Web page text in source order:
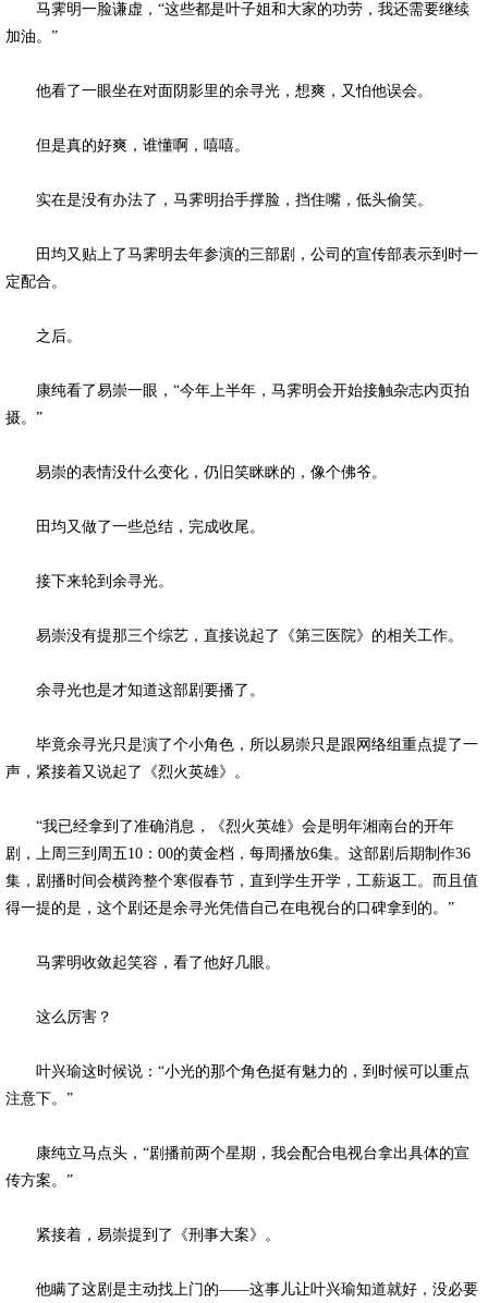
马霁明一脸谦虚，“这些都是叶子姐和大家的功劳，我还需要继续
加油。”
他看了一眼坐在对面阴影里的余寻光，想爽，又怕他误会。
但是真的好爽，谁懂啊，嘻嘻。
实在是没有办法了，马霁明抬手撑脸，挡住嘴，低头偷笑。
田均又贴上了马霁明去年参演的三部剧，公司的宣传部表示到时一
定配合。
之后。
康纯看了易崇一眼，“今年上半年，马霁明会开始接触杂志内页拍
摄。”
易崇的表情没什么变化，仍旧笑眯眯的，像个佛爷。
田均又做了一些总结，完成收尾。
接下来轮到余寻光。
易崇没有提那三个综艺，直接说起了《第三医院》的相关工作。
余寻光也是才知道这部剧要播了。
毕竟余寻光只是演了个小角色，所以易崇只是跟网络组重点提了一
声，紧接着又说起了《烈火英雄》。
“我已经拿到了准确消息，《烈火英雄》会是明年湘南台的开年
剧，上周三到周五10：00的黄金档，每周播放6集。这部剧后期制作36
集，剧播时间会横跨整个寒假春节，直到学生开学，工薪返工。而且值
得一提的是，这个剧还是余寻光凭借自己在电视台的口碑拿到的。”
马霁明收敛起笑容，看了他好几眼。
这么厉害？
叶兴瑜这时候说：“小光的那个角色挺有魅力的，到时候可以重点
注意下。”
康纯立马点头，“剧播前两个星期，我会配合电视台拿出具体的宣
传方案。”
紧接着，易崇提到了《刑事大案》。
他瞒了这剧是主动找上门的——这事儿让叶兴瑜知道就好，没必要